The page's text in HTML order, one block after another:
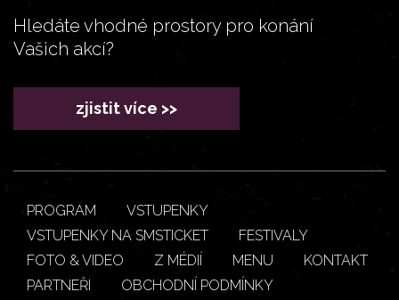
Hledáte vhodné prostory pro konání
Vašich akcí?
zjistit více >>
PROGRAM
VSTUPENKY
VSTUPENKY NA SMSTICKET
FESTIVALY
FOTO & VIDEO
Z MÉDIÍ MENU
KONTAKT
PARTNEŘI
OBCHODNÍ PODMÍNKY